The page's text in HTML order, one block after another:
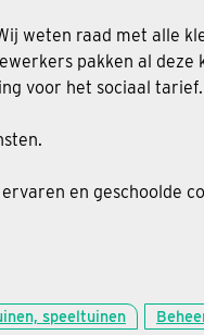
weten raad met alle
pakken al deze
voor het sociaal tarief.
en geschoolde
speeltuinen